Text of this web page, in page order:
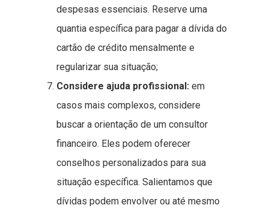
despesas essenciais. Reserve uma
quantia específica para pagar a dívida do
cartão de crédito mensalmente e
regularizar sua situação;
Considere ajuda profissional: em
casos mais complexos, considere
buscar a orientação de um consultor
financeiro. Eles podem oferecer
conselhos personalizados para sua
situação específica. Salientamos que
dívidas podem envolver ou até mesmo